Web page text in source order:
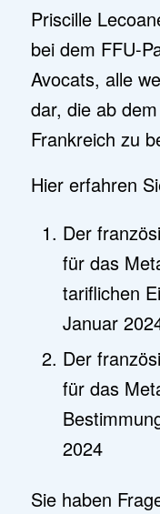
Priscille
bei dem FFU-
Avocats, alle
dar, die ab
Frankreich zu
Hier erfahren
Der
für das
tariflichen
Januar
Der
für das
2024
Sie haben